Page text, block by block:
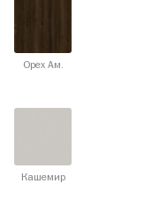
Орех Ам.
Кашемир